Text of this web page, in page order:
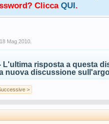
Clicca QUI.
18 Mag 2010
L'ultima risposta a questa
nuova discussione
>